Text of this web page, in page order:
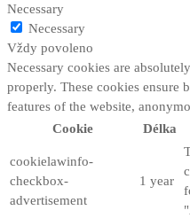
Necessary
Necessary
Vždy povoleno
Necessary cookies are
properly. These cookies ensure
features of the website,
Cookie
Délka
cookielawinfo-
checkbox-
advertisement
1 year